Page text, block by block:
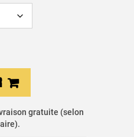
gratuite (selon